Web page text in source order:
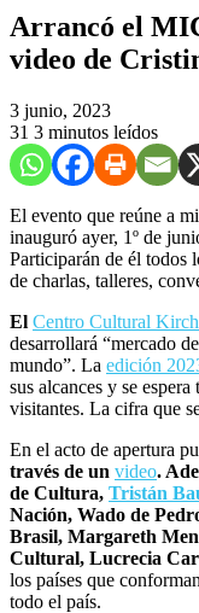
Arrancó el
video de
3 junio, 2023
31 3 minutos leídos
El evento que reúne a
inauguró ayer, 1º de
Participarán de él todos
de charlas, talleres,
El Centro Cultural
desarrollará “mercado
mundo”. La edición
sus alcances y se
visitantes. La cifra que
En el acto de apertura
través de un video.
de Cultura, Tristán
Nación, Wado de
Brasil, Margareth
Cultural, Lucrecia
los países que
todo el país.